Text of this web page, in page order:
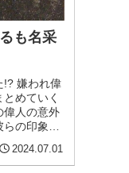
も名采
!? 嫌われ偉
めていく
人の意外
の印象が
2024.07.01